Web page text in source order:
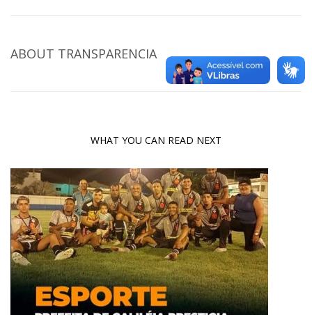
ABOUT TRANSPARENCIA
WHAT YOU CAN READ NEXT